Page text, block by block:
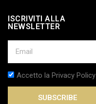
ISCRIVITI ALLA
NEWSLETTER
Accetto la Privacy Policy
SUBSCRIBE